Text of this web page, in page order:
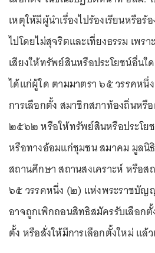
เหตุให้มีผู้นําเรื่องไปร้องเรียนหรือ
ไปโดยไม่สุจริตและเที่ยงธรรม เพร
เสียงให้ทรัพย์สินหรือประโยชน์อื่นใ
ได้แก่ผู้ใด ตามมาตรา ๖๕ วรรคห
การเลือกตั้ง สมาชิกสภาท้องถิ่นหรื
๒๕๖๒ หรือให้ทรัพย์สินหรือประโย
หรือทางอ้อมแก่ชุมชน สมาคม มูลนิ
สถานศึกษา สถานสงเคราะห์ หรือส
๖๕ วรรคหนึ่ง (๒) แห่งพระราชบัญ
อาจถูกเพิกถอนสิทธิสมัครรับเลือก
ตั้ง หรือสั่งให้มีการเลือกตั้งใหม่ แ